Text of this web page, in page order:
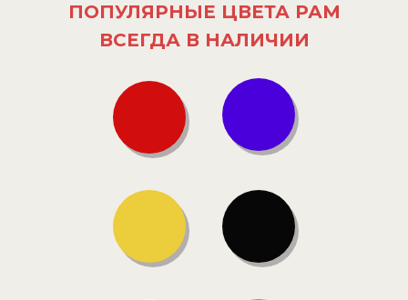
ПОПУЛЯРНЫЕ ЦВЕТА РАМ
ВСЕГДА В НАЛИЧИИ